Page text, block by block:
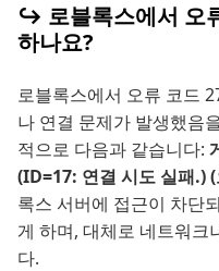
↪ 로블록스에서 오
하나요?
로블록스에서 오류 코드
나 연결 문제가 발생했음
적으로 다음과 같습니다:
(ID=17: 연결 시도 실패.)
록스 서버에 접근이 차단
게 하며, 대체로 네트워크
다.